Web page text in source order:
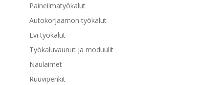
Paineilmatyökalut
Autokorjaamon työkalut
Lvi työkalut
Työkaluvaunut ja moduulit
Naulaimet
Ruuvipenkit